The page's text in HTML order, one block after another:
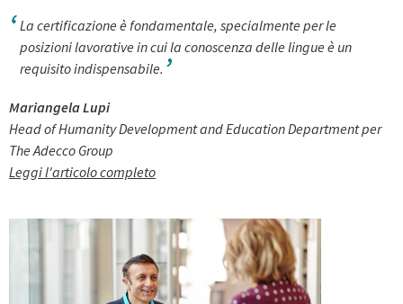
La certificazione è fondamentale, specialmente per le
posizioni lavorative in cui la conoscenza delle lingue è un
requisito indispensabile.
Mariangela Lupi
Head of Humanity Development and Education Department per
The Adecco Group
Leggi l'articolo completo